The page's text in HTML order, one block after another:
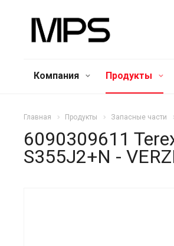
Компания Продукты
Главная Продукты Запасные части
6090309611
S355J2+N -